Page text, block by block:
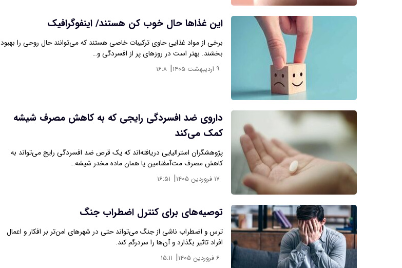
این غذاها حال خوب کن هستند/ اینفوگرافیک
برخی از مواد غذایی حاوی ترکیبات خاصی هستند که می‌توانند حال روحی را بهبود
بخشند. بهتر است در روزهای پر از افسردگی و…
۹ اردیبهشت ۱۴۰۵ | ۱۶:۸
داروی ضد افسردگی رایجی که به کاهش مصرف شیشه
کمک می‌کند
پژوهشگران استرالیایی دریافته‌اند که یک قرص ضد افسردگی رایج می‌تواند به
کاهش مصرف مت‌آمفتامین یا همان ماده مخدر شیشه…
۱۷ فروردین ۱۴۰۵ | ۱۶:۵۱
توصیه‌های برای کنترل اضطراب جنگ
ترس و اضطراب ناشی از جنگ می‌تواند حتی در شهرهای امن‌تر بر افکار و اعمال
افراد تاثیر بگذارد و آن‌ها را سردرگم کند.
۶ فروردین ۱۴۰۵ | ۱۵:۱۱